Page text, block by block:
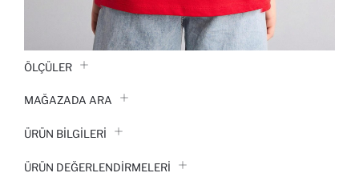
ÖLÇÜLER
MAĞAZADA ARA
ÜRÜN BILGILERI
ÜRÜN DEĞERLENDİRMELERİ